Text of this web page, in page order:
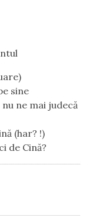
sine
ne mai judecă
(har? !)
de Cină?